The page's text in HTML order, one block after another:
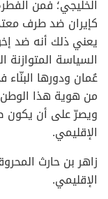
الخليجي؛ فمن
كإيران ضد طرف
يعني ذلك أنه ضد
السياسة
عُمان ودورها
من هوية هذا الوطن
ويصرّ على أن يكون
الإقليمي.
زاهر بن حارث
الإقليمي.